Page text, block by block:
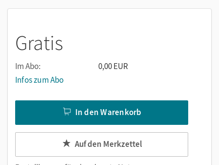
Gratis
Im Abo:
0,00 EUR
Infos zum Abo
In den Warenkorb
Auf den Merkzettel